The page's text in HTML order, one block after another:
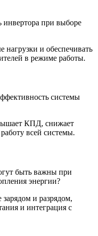
при выборе
нагрузки и обеспечивать
в режиме работы.
системы
КПД, снижает
всей системы.
быть важны при
энергии?
и разрядом,
и интеграция с